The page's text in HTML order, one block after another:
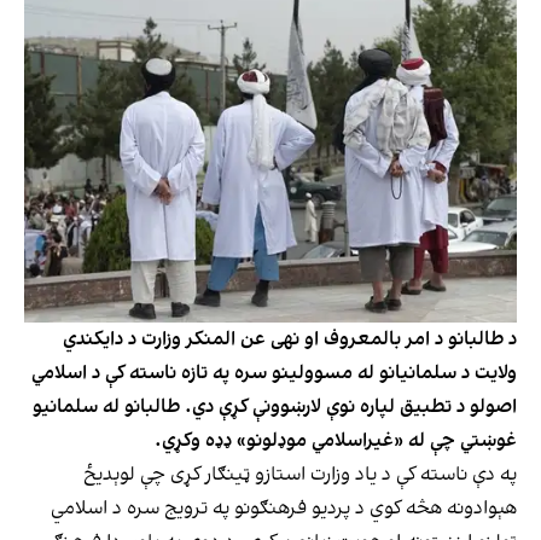
د طالبانو د امر بالمعروف او نهی عن المنکر وزارت د دایکندي
ولایت د سلمانيانو له مسوولینو سره په تازه ناسته کې د اسلامي
اصولو د تطبیق لپاره نوې لارښوونې کړې دي. طالبانو له سلمانیو
غوښتي چې له «غیراسلامي موډلونو» ډډه وکړي.
په دې ناسته کې د یاد وزارت استازو ټینګار کړی چې لوېدیځ
هېوادونه هڅه کوي د پردیو فرهنګونو په ترویج سره د اسلامي